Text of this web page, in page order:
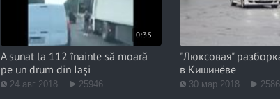
0:35
A sunat la 112 înainte să moară
pe un drum din Iași
24 авг 2018 25946
"Люксовая"
в Кишинёве
30 мар 2018